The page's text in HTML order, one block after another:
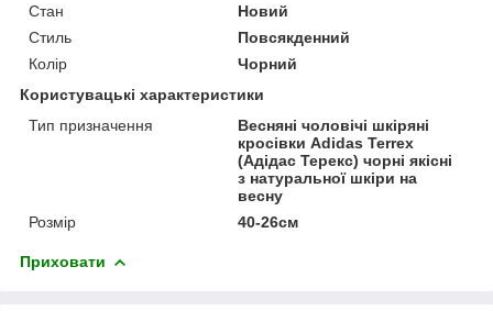
Стан
Новий
Стиль
Повсякденний
Колір
Чорний
Користувацькі характеристики
Тип призначення
Весняні чоловічі шкіряні
кросівки Adidas Terrex
(Адідас Терекс) чорні якісні
з натуральної шкіри на
весну
Розмір
40-26см
Приховати